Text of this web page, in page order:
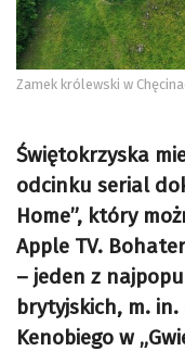
Zamek królewski w
Świętokrzyska
odcinku serial
Home”, który
Apple TV.
– jeden z
brytyjskich, m.
Kenobiego w